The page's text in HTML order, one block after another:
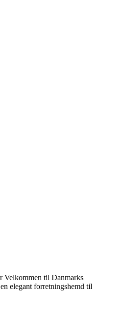
Velkommen til Danmarks
elegant forretningshemd til